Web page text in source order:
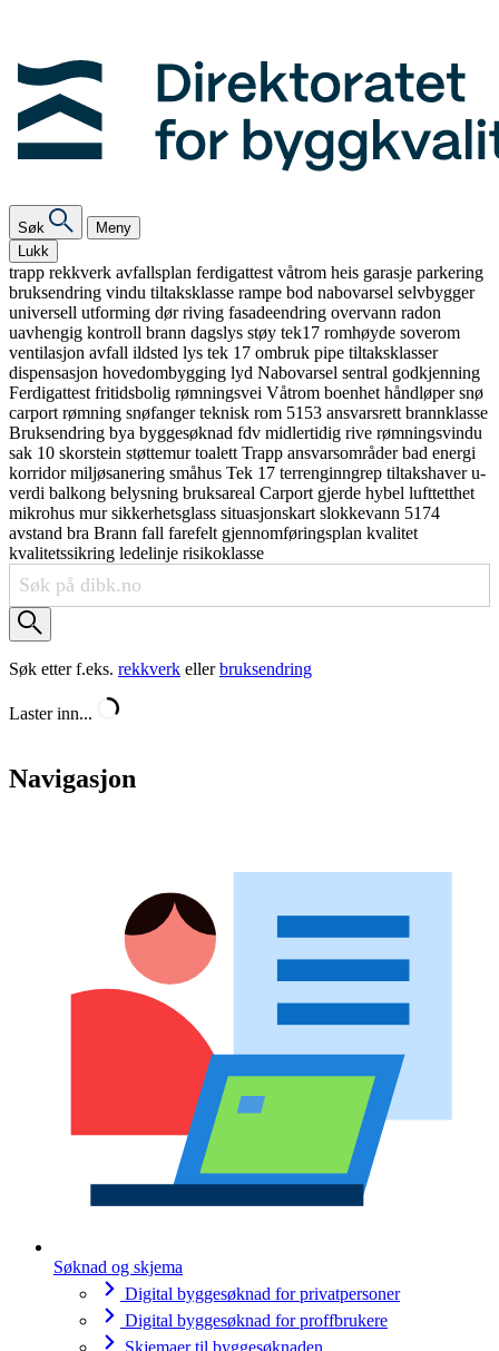
Søk
Meny
Lukk
trapp rekkverk avfallsplan ferdigattest våtrom heis garasje parkering
bruksendring vindu tiltaksklasse rampe bod nabovarsel selvbygger
universell utforming dørriving fasadeendring overvann radon
uavhengig kontroll brann dagslys støy tek17 romhøyde soverom
ventilasjon avfall ildsted lys tek 17 ombruk pipe tiltaksklasser
dispensasjon hovedombygging lyd Nabovarsel sentral godkjenning
Ferdigattest fritidsbolig rømningsvei Våtrom boenhet håndløpersnø
carport rømning snøfangerteknisk rom 5153 ansvarsrett brannklasse
Bruksendring bya byggesøknad fdv midlertidig rive rømningsvindu
sak 10 skorstein støttemurtoalett Trapp ansvarsområderbad energi
korridormiljøsanering småhus Tek 17 terrenginngrep tiltakshaveru-
verdi balkong belysning bruksareal Carport gjerde hybel lufttetthet
mikrohus mursikkerhetsglass situasjonskart slokkevann 5174
avstand bra Brann fall farefelt gjennomføringsplan kvalitet
kvalitetssikring ledelinje risikoklasse
Søk etter f.eks. rekkverk ellerbruksendring
Laster inn...
Navigasjon
Søknad og skjema
Digital byggesøknad for privatpersoner
Digital byggesøknad for proffbrukere
Skjemaer til byggesøknaden